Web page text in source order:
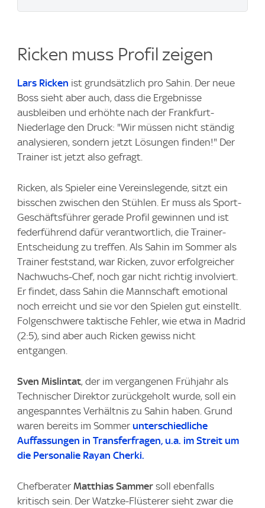
Ricken muss Profil zeigen
Lars Ricken ist grundsätzlich pro Sahin. Der neue
Boss sieht aber auch, dass die Ergebnisse
ausbleiben und erhöhte nach der Frankfurt-
Niederlage den Druck: "Wir müssen nicht ständig
analysieren, sondern jetzt Lösungen finden!" Der
Trainer ist jetzt also gefragt.
Ricken, als Spieler eine Vereinslegende, sitzt ein
bisschen zwischen den Stühlen. Er muss als Sport-
Geschäftsführer gerade Profil gewinnen und ist
federführend dafür verantwortlich, die Trainer-
Entscheidung zu treffen. Als Sahin im Sommer als
Trainer feststand, war Ricken, zuvor erfolgreicher
Nachwuchs-Chef, noch gar nicht richtig involviert.
Er findet, dass Sahin die Mannschaft emotional
noch erreicht und sie vor den Spielen gut einstellt.
Folgenschwere taktische Fehler, wie etwa in Madrid
(2:5), sind aber auch Ricken gewiss nicht
entgangen.
Sven Mislintat, der im vergangenen Frühjahr als
Technischer Direktor zurückgeholt wurde, soll ein
angespanntes Verhältnis zu Sahin haben. Grund
waren bereits im Sommer unterschiedliche
Auffassungen in Transferfragen, u.a. im Streit um
die Personalie Rayan Cherki.
Chefberater Matthias Sammer soll ebenfalls
kritisch sein. Der Watzke-Flüsterer sieht zwar die